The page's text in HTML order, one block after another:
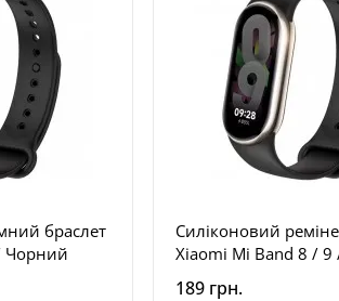
браслет
Чорний
Силіконовий
Xiaomi Mi Band 8 / 9
чорний
189 грн.